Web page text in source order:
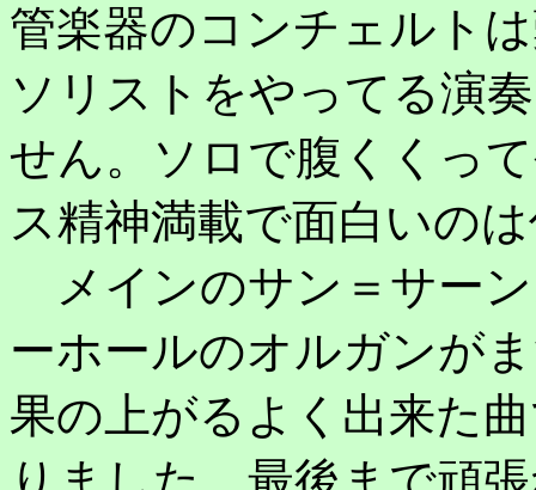
管楽器のコンチェルト
ソリストをやってる演
せん。ソロで腹くくっ
ス精神満載で面白いの
メインのサン＝サー
ーホールのオルガンが
果の上がるよく出来た